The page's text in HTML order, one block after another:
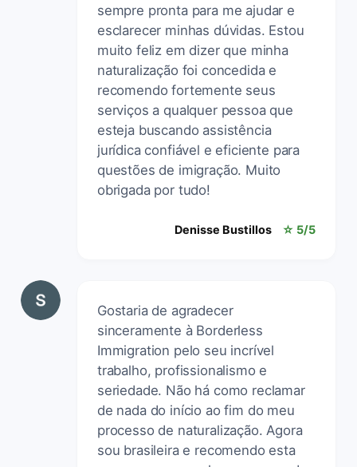
sempre pronta para me ajudar e
esclarecer minhas dúvidas. Estou
muito feliz em dizer que minha
naturalização foi concedida e
recomendo fortemente seus
serviços a qualquer pessoa que
esteja buscando assistência
jurídica confiável e eficiente para
questões de imigração. Muito
obrigada por tudo!
Denisse Bustillos ☆ 5/5
Gostaria de agradecer
sinceramente à Borderless
Immigration pelo seu incrível
trabalho, profissionalismo e
seriedade. Não há como reclamar
de nada do início ao fim do meu
processo de naturalização. Agora
sou brasileira e recomendo esta